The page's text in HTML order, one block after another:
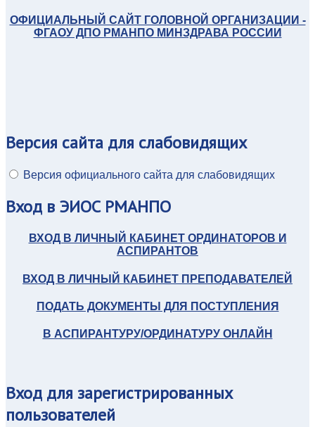
ОФИЦИАЛЬНЫЙ САЙТ ГОЛОВНОЙ ОРГАНИЗАЦИИ -
ФГАОУ ДПО РМАНПО МИНЗДРАВА РОССИИ
Версия сайта для слабовидящих
Версия официального сайта для слабовидящих
Вход в ЭИОС РМАНПО
ВХОД В ЛИЧНЫЙ КАБИНЕТ ОРДИНАТОРОВ И
АСПИРАНТОВ
ВХОД В ЛИЧНЫЙ КАБИНЕТ ПРЕПОДАВАТЕЛЕЙ
ПОДАТЬ ДОКУМЕНТЫ ДЛЯ ПОСТУПЛЕНИЯ
В АСПИРАНТУРУ/ОРДИНАТУРУ ОНЛАЙН
Вход для зарегистрированных
пользователей